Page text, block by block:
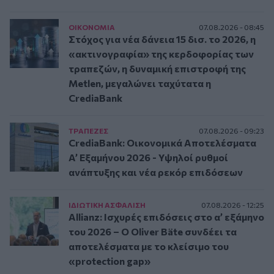
ΟΙΚΟΝΟΜΙΑ 07.08.2026 - 08:45
Στόχος για νέα δάνεια 15 δισ. το 2026, η
«ακτινογραφία» της κερδοφορίας των
τραπεζών, η δυναμική επιστροφή της
Metlen, μεγαλώνει ταχύτατα η
CrediaBank
ΤΡAΠΕΖΕΣ 07.08.2026 - 09:23
CrediaBank: Οικονομικά Αποτελέσματα
A’ Εξαμήνου 2026 - Υψηλοί ρυθμοί
ανάπτυξης και νέα ρεκόρ επιδόσεων
ΙΔΙΩΤΙΚΗ ΑΣΦAΛΙΣΗ 07.08.2026 - 12:25
Allianz: Ισχυρές επιδόσεις στο α’ εξάμηνο
του 2026 – Ο Oliver Bäte συνδέει τα
αποτελέσματα με το κλείσιμο του
«protection gap»